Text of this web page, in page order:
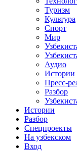
Туризм
Культура
Спорт
Мир
Аудио
Истории
Пресс-
Разбор
Истории
Разбор
Спецпроекты
На узбекском
Вход